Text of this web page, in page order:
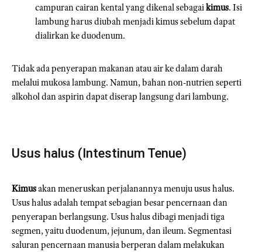
campuran cairan kental yang dikenal sebagaikimus. Isi
lambung harus diubah menjadi kimus sebelum dapat
dialirkan ke duodenum.
Tidak ada penyerapan makanan atau air ke dalam darah
melalui mukosa lambung. Namun, bahan non-nutrien seperti
alkohol dan aspirin dapat diserap langsung dari lambung.
Usus halus (Intestinum Tenue)
Kimusakan meneruskan perjalanannya menuju usus halus.
Usus halus adalah tempat sebagian besar pencernaan dan
penyerapan berlangsung. Usus halus dibagi menjadi tiga
segmen, yaitu duodenum, jejunum, dan ileum. Segmentasi
saluran pencernaan manusia berperan dalam melakukan